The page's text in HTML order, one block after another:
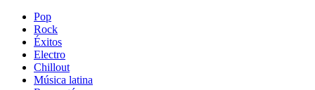
Pop
Rock
Éxitos
Electro
Chillout
Música latina